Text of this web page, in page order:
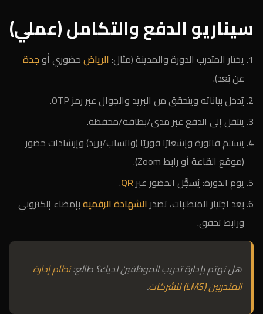
سيناريو الدفع والتكامل (عملي)
يختار المتدرب الدورة والمدينة (مثال:الرياضحضوري أوجدة
عن بُعد).
يُدخل بياناته ويتحقق من البريد والجوال عبر رمز OTP.
ينتقل إلى الدفع عبر مدى/بطاقة/محفظة.
يستلم فاتورة وإشعارًا فوريًا (واتساب/بريد) وإرشادات حضور
(موقع القاعة أو رابط Zoom).
يوم الدورة: يُسجَّل الحضور عبرQR
.
بعد اجتياز المتطلبات، تصدرالشهادة الرقميةبإمضاء إلكتروني
ورابط تحقق.
هل تهتم بإدارة تدريب الموظفين لديك؟ طالع:نظام إدارة
المتدربين (LMS) للشركات
.